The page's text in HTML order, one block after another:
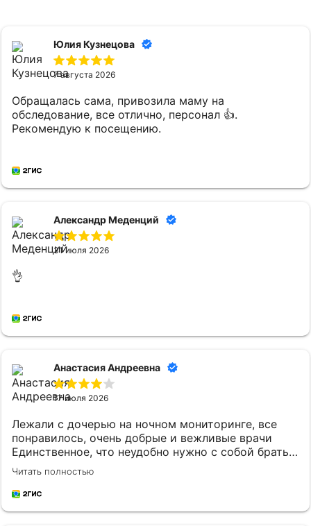
Юлия Кузнецова
7 августа 2026
Обращалась сама, привозила маму на
обследование, все отлично, персонал 👍.
Рекомендую к посещению.
Александр Меденций
31 июля 2026
👌
Анастасия Андреевна
17 июля 2026
Лежали с дочерью на ночном мониторинге, все
понравилось, очень добрые и вежливые врачи
Единственное, что неудобно нужно с собой брать
постельное белье и маленькому ребенку
кипяченую воду
Читать полностью